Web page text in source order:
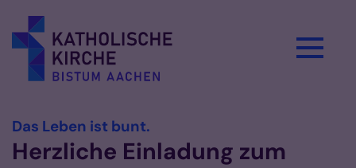
Das Leben ist bunt.
Herzliche Einladung zum